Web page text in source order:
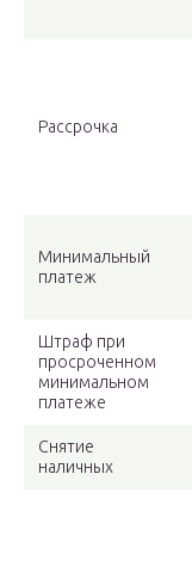
Рассрочка
Минимальный
платеж
Штраф при
просроченном
минимальном
платеже
Снятие
наличных